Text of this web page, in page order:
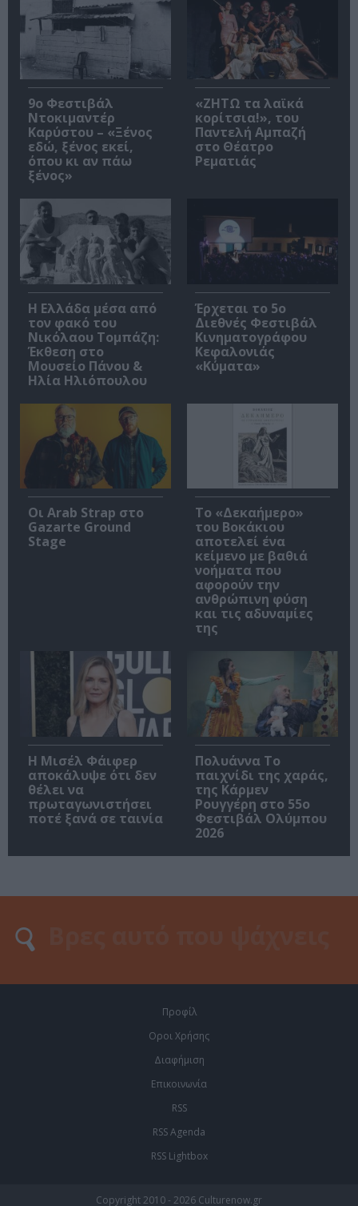
9ο Φεστιβάλ
Ντοκιμαντέρ
Καρύστου – «Ξένος
εδώ, ξένος εκεί,
όπου κι αν πάω
ξένος»
«ΖΗΤΩ τα λαϊκά
κορίτσια!», του
Παντελή Αμπαζή
στο Θέατρο
Ρεματιάς
Η Ελλάδα μέσα από
τον φακό του
Νικόλαου Τομπάζη:
Έκθεση στο
Μουσείο Πάνου &
Ηλία Ηλιόπουλου
Έρχεται το 5ο
Διεθνές Φεστιβάλ
Κινηματογράφου
Κεφαλονιάς
«Κύματα»
Οι Arab Strap στο
Gazarte Ground
Stage
Το «Δεκαήμερο»
του Βοκάκιου
αποτελεί ένα
κείμενο με βαθιά
νοήματα που
αφορούν την
ανθρώπινη φύση
και τις αδυναμίες
της
Η Μισέλ Φάιφερ
αποκάλυψε ότι δεν
θέλει να
πρωταγωνιστήσει
ποτέ ξανά σε ταινία
Πολυάννα Το
παιχνίδι της χαράς,
της Κάρμεν
Ρουγγέρη στο 55ο
Φεστιβάλ Ολύμπου
2026
Προφίλ
Οροι Χρήσης
Διαφήμιση
Επικοινωνία
RSS
RSS Agenda
RSS Lightbox
Copyright 2010 - 2026 Culturenow.gr